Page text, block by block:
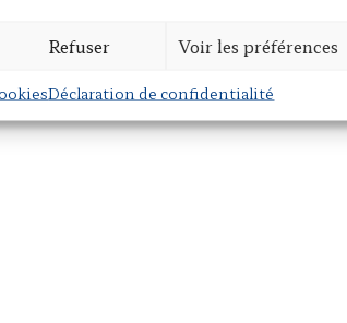
Refuser Voir les préférences
Déclaration de confidentialité